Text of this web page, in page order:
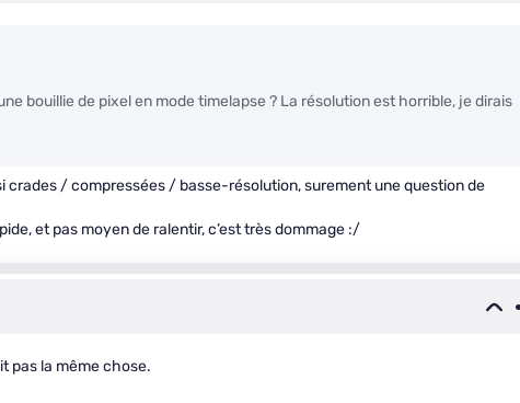
bouillie de pixel en mode timelapse ? La résolution est horrible, je dirais
crades / compressées / basse-résolution, surement une question de
et pas moyen de ralentir, c’est très dommage :/
pas la même chose.